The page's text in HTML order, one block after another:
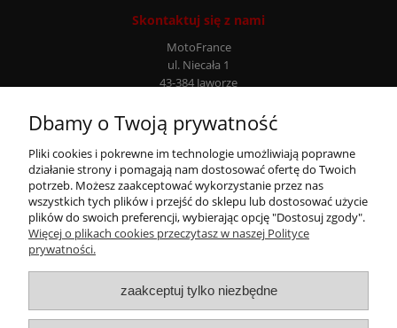
Skontaktuj się z nami
MotoFrance
ul. Niecała 1
43-384 Jaworze
Moje konto
Płatności i dostawa
Informacje
Dbamy o Twoją prywatność
Pliki cookies i pokrewne im technologie umożliwiają poprawne
działanie strony i pomagają nam dostosować ofertę do Twoich
potrzeb. Możesz zaakceptować wykorzystanie przez nas
wszystkich tych plików i przejść do sklepu lub dostosować użycie
plików do swoich preferencji, wybierając opcję "Dostosuj zgody".
Więcej o plikach cookies przeczytasz w naszej Polityce
prywatności.
zaakceptuj tylko niezbędne